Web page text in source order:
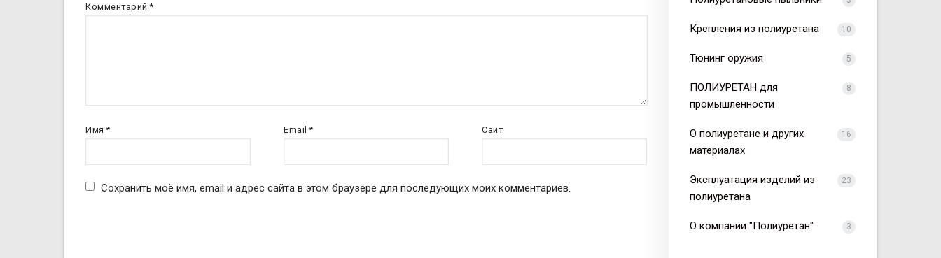
по
Комментарий*
Имя* Email* Сайт
Сохранить моё имя, email и адрес сайта в этом браузере для последующих моих комментариев.
Крепления из полиуретана 10
Тюнинг оружия 5
ПОЛИУРЕТАН для
промышленности
8
О полиуретане и других
материалах
16
Эксплуатация изделий из
полиуретана
23
О компании "Полиуретан" 3